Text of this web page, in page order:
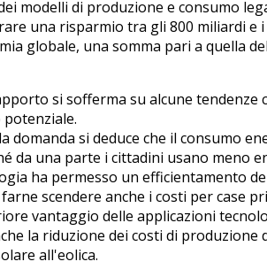
modelli di produzione e consumo
una risparmio tra gli 800 miliardi e
globale, una somma pari a quella
si sofferma su alcune tendenze
domanda si deduce che il consumo
da una parte i cittadini usano meno
ha permesso un efficientamento
scendere anche i costi per case
vantaggio delle applicazioni
la riduzione dei costi di produzione
all'eolica.